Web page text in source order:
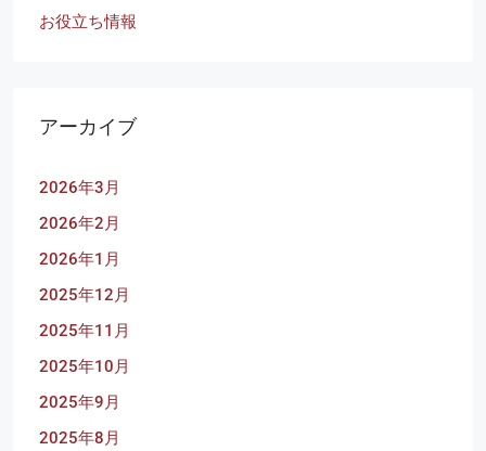
お役立ち情報
アーカイブ
2026年3月
2026年2月
2026年1月
2025年12月
2025年11月
2025年10月
2025年9月
2025年8月